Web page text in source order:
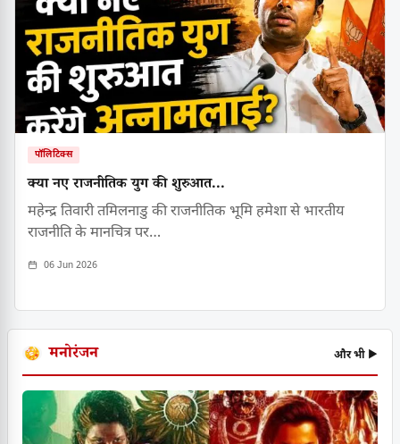
पॉलिटिक्स
क्या नए राजनीतिक युग की शुरुआत...
महेन्द्र तिवारी तमिलनाडु की राजनीतिक भूमि हमेशा से भारतीय
राजनीति के मानचित्र पर…
06 Jun 2026
मनोरंजन और भी ▶